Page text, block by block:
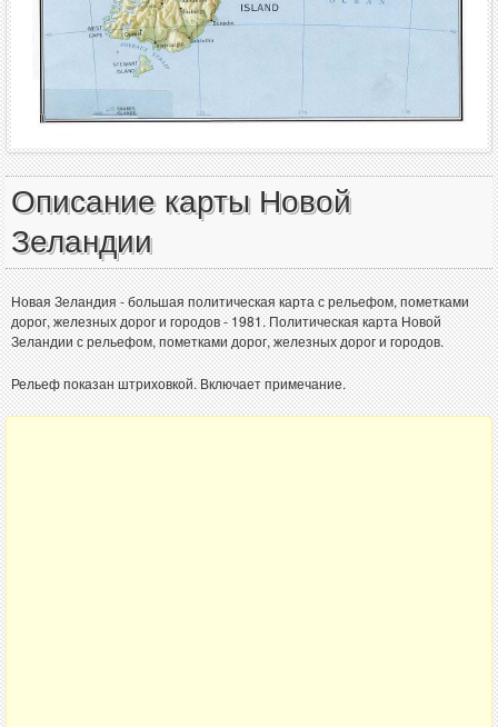
Описание карты Новой
Зеландии
Новая Зеландия - большая политическая карта с рельефом, пометками
дорог, железных дорог и городов - 1981. Политическая карта Новой
Зеландии с рельефом, пометками дорог, железных дорог и городов.
Рельеф показан штриховкой. Включает примечание.